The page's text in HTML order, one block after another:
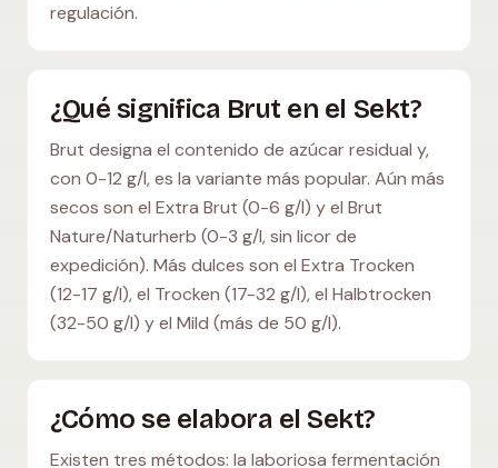
regulación.
¿Qué significa Brut en el Sekt?
Brut designa el contenido de azúcar residual y,
con 0-12 g/l, es la variante más popular. Aún más
secos son el Extra Brut (0-6 g/l) y el Brut
Nature/Naturherb (0-3 g/l, sin licor de
expedición). Más dulces son el Extra Trocken
(12-17 g/l), el Trocken (17-32 g/l), el Halbtrocken
(32-50 g/l) y el Mild (más de 50 g/l).
¿Cómo se elabora el Sekt?
Existen tres métodos: la laboriosa fermentación